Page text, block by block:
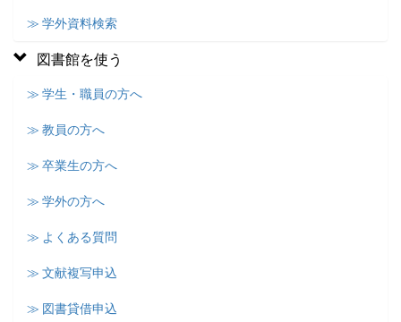
≫ 学外資料検索
図書館を使う
≫ 学生・職員の方へ
≫ 教員の方へ
≫ 卒業生の方へ
≫ 学外の方へ
≫ よくある質問
≫ 文献複写申込
≫ 図書貸借申込